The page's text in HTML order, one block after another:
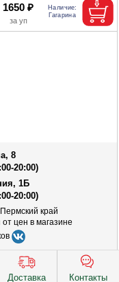
Доставка Контакты
1650 ₽
8
20:00)
1Б
20:00)
край
от цен в магазине